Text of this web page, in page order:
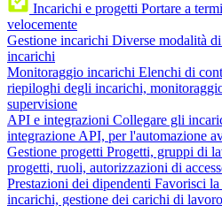
Incarichi e progetti Portare a
velocemente
Gestione incarichi Diverse modalità
incarichi
Monitoraggio incarichi Elenchi di
riepiloghi degli incarichi,
supervisione
API e integrazioni Collegare gli
integrazione API, per l'automazione
Gestione progetti Progetti, gruppi di
progetti, ruoli, autorizzazioni di
Prestazioni dei dipendenti Favorisci
incarichi, gestione dei carichi di